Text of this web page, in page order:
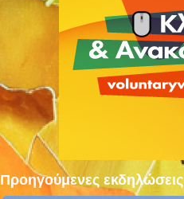
Προηγούμενες εκδηλώσεις